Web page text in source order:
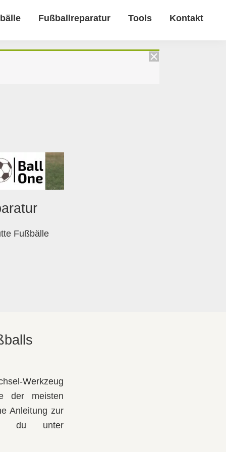
Fußballreparatur Tools Kontakt
Fußbälle
Werkzeug
der meisten
Anleitung zur
du unter